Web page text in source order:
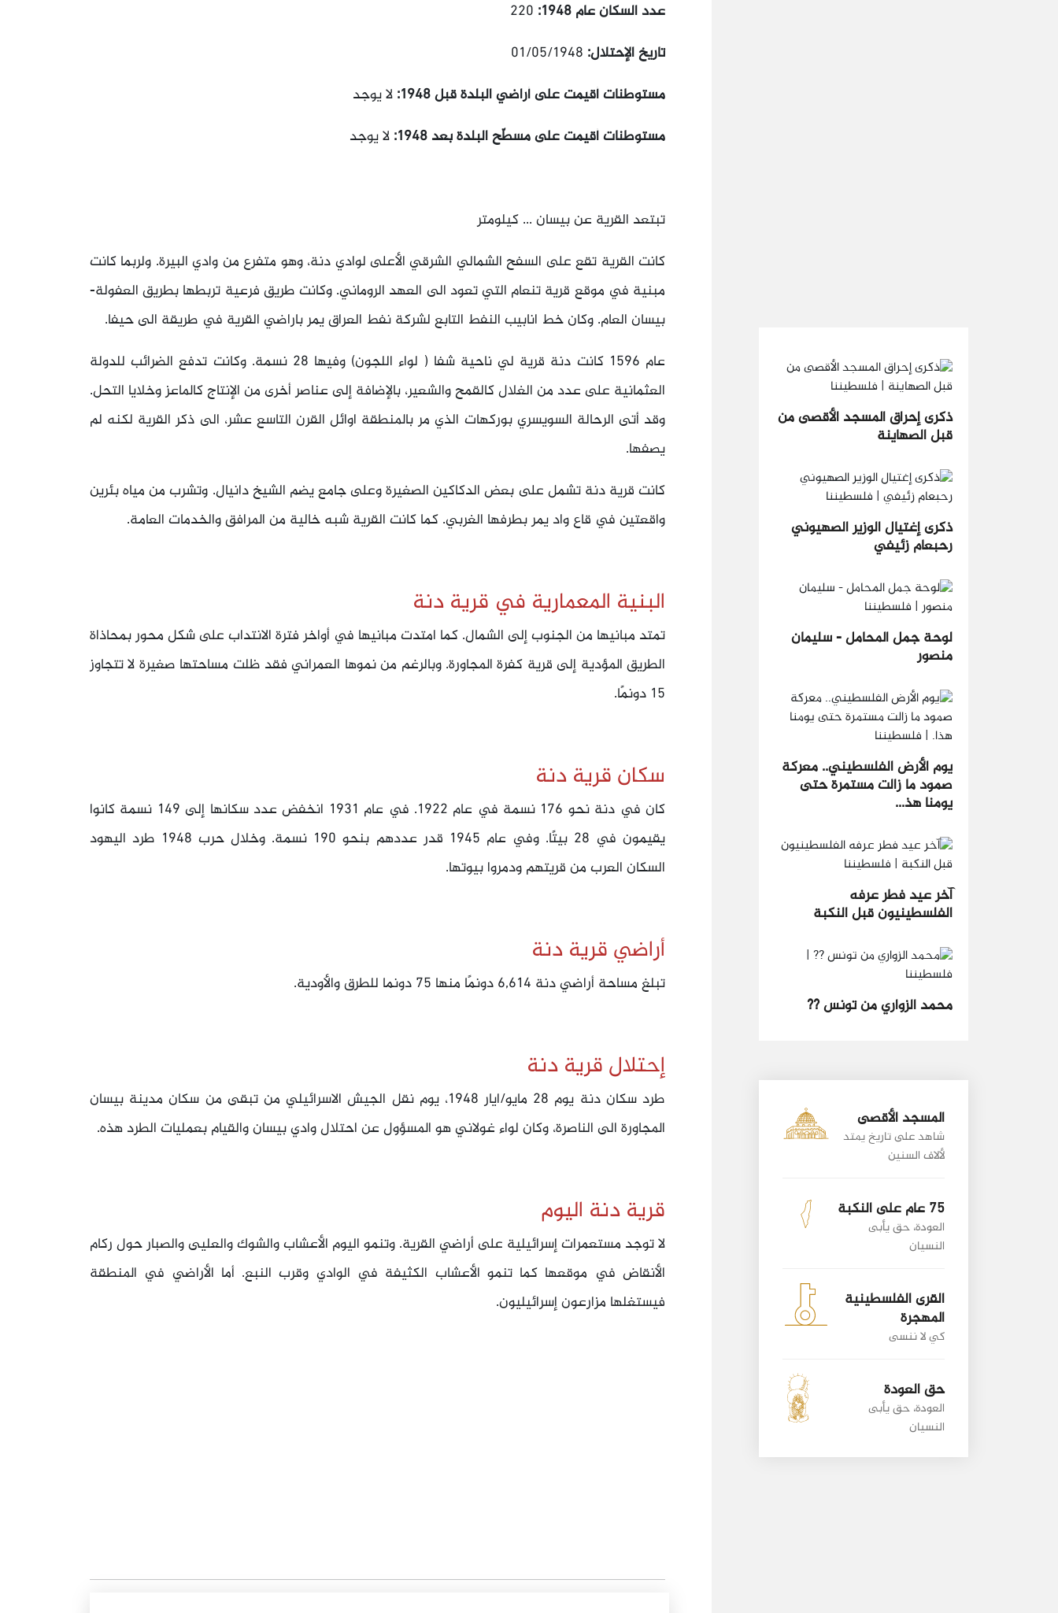
عدد السكان عام 1948:
تاريخ الإحتلال:
مستوطنات أقيمت على أراضي البلدة قبل 1948:
لا يوجد
مستوطنات أقيمت على مسطّح البلدة بعد 1948:
لا يوجد
تبتعد القرية عن بيسان ... كيلومتر
كانت القرية تقع على السفح الشمالي الشرقي الأعلى لوادي دنة، وهو متفرع من وادي البيرة. ولربما كانت
مبنية في موقع قرية تنعام التي تعود الى العهد الروماني. وكانت طريق فرعية تربطها بطريق العفولة-
بيسان العام. وكان خط انابيب النفط التابع لشركة نفط العراق يمر باراضي القرية في طريقة الى حيفا.
عام 1596 كانت دنة قرية لي ناحية شفا ( لواء اللجون) وفيها 28 نسمة. وكانت تدفع الضرائب للدولة
العثمانية على عدد من الغلال كالقمح والشعير، بالإضافة إلى عناصر أخرى من الإنتاج كالماعز وخلايا التحل.
وقد أتى الرحالة السويسري بوركهات الذي مر بالمنطقة اوائل القرن التاسع عشر، الى ذكر القرية لكنه لم
يصفها.
كانت قرية دنة تشمل على بعض الدكاكين الصغيرة وعلى جامع يضم الشيخ دانيال. وتشرب من مياه بئرين
واقعتين في قاع واد يمر بطرفها الغربي. كما كانت القرية شبه خالية من المرافق والخدمات العامة.
البنية المعمارية في قرية دنة
تمتد مبانيها من الجنوب إلى الشمال. كما امتدت مبانيها في أواخر فترة الانتداب على شكل محور بمحاذاة
الطريق المؤدية إلى قرية كفرة المجاورة. وبالرغم من نموها العمراني فقد ظلت مساحتها صغيرة لا تتجاوز
15 دونمًا.
سكان قرية دنة
كان في دنة نحو 176 نسمة في عام 1922. في عام 1931 انخفض عدد سكانها إلى 149 نسمة كانوا
يقيمون في 28 بيتًا. وفي عام 1945 قدر عددهم بنحو 190 نسمة. وخلال حرب 1948 طرد اليهود
السكان العرب من قريتهم ودمروا بيوتها.
أراضي قرية دنة
تبلغ مساحة أراضي دنة 6,614 دونمًا منها 75 دونما للطرق والأودية.
إحتلال قرية دنة
طرد سكان دنة يوم 28 مايو/ايار 1948، يوم نقل الجيش الاسرائيلي من تبقى من سكان مدينة بيسان
المجاورة الى الناصرة، وكان لواء غولاني هو المسؤول عن احتلال وادي بيسان والقيام بعمليات الطرد هذه.
قرية دنة اليوم
لا توجد مستعمرات إسرائيلية على أراضي القرية. وتنمو اليوم الأعشاب والشوك والعليى والصبار حول ركام
الأنقاض في موقعها كما تنمو الأعشاب الكثيفة في الوادي وقرب النبع. أما الأراضي في المنطقة
فيستغلها مزارعون إسرائيليون.
ذكرى إحراق المسجد الأقصى من
قبل الصهاينة
ذكرى إغتيال الوزير الصهيوني
رحبعام زئيفي
لوحة جمل المحامل - سليمان
منصور
يوم الأرض الفلسطيني.. معركة
صمود ما زالت مستمرة حتى
يومنا هذ...
آخر عيد فطر عرفه
الفلسطينيون قبل النكبة
محمد الزواري من تونس ??
المسجد الأقصى
شاهد على تاريخ يمتد
لألاف السنين
75 عام على النكبة
العودة، حق يأبى
النسيان
القرى الفلسطينية
المهجرة
كي لا ننسى
حق العودة
العودة، حق يأبى
النسيان